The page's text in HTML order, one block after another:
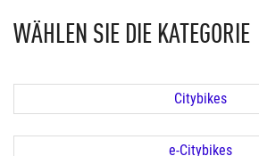
WÄHLEN SIE DIE KATEGORIE
Citybikes
e-Citybikes